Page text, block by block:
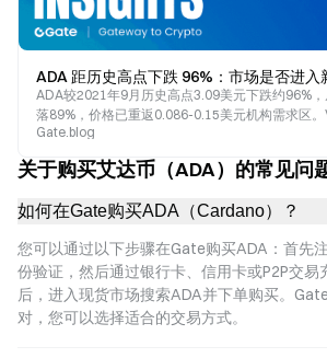
ADA 距历史高点下跌 96%：市场是否进入
ADA较2021年9月历史高点3.09美元下跌约96%
落89%，价格已重返0.086-0.15美元机构需求区。
完成，Leios测试网上线，超60%供应量处于质押
Gate.blog
关于购买艾达币（ADA）的常见问
如何在Gate购买ADA（Cardano）？
您可以通过以下步骤在Gate购买ADA：首先
份验证，然后通过银行卡、信用卡或P2P交易
后，进入现货市场搜索ADA并下单购买。
对，您可以选择适合的交易方式。